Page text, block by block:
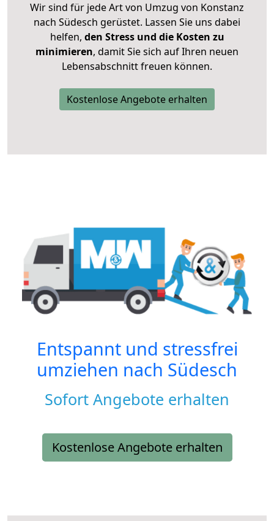
Wir sind für jede Art von Umzug von Konstanz
nach Südesch gerüstet. Lassen Sie uns dabei
helfen, den Stress und die Kosten zu
minimieren, damit Sie sich auf Ihren neuen
Lebensabschnitt freuen können.
Kostenlose Angebote erhalten
Entspannt und stressfrei
umziehen nach Südesch
Sofort Angebote erhalten
Kostenlose Angebote erhalten